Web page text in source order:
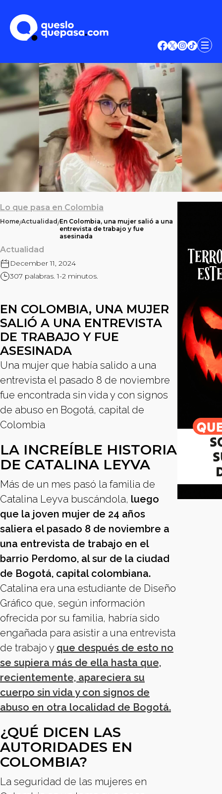
Lo que pasa en Colombia
Home/Actualidad/En Colombia, una mujer salió a una
entrevista de trabajo y fue
asesinada
Actualidad
December 11, 2024
307 palabras. 1-2 minutos.
EN COLOMBIA, UNA MUJER
SALIÓ A UNA ENTREVISTA
DE TRABAJO Y FUE
ASESINADA
Una mujer que había salido a una
entrevista el pasado 8 de noviembre
fue encontrada sin vida y con signos
de abuso en Bogotá, capital de
Colombia
LA INCREÍBLE HISTORIA
DE CATALINA LEYVA
Más de un mes pasó la familia de
Catalina Leyva buscándola, luego
que la joven mujer de 24 años
saliera el pasado 8 de noviembre a
una entrevista de trabajo en el
barrio Perdomo, al sur de la ciudad
de Bogotá, capital colombiana.
Catalina era una estudiante de Diseño
Gráfico que, según información
ofrecida por su familia, habría sido
engañada para asistir a una entrevista
de trabajo y que después de esto no
se supiera más de ella hasta que,
recientemente, apareciera su
cuerpo sin vida y con signos de
abuso en otra localidad de Bogotá.
¿QUÉ DICEN LAS
AUTORIDADES EN
COLOMBIA?
La seguridad de las mujeres en